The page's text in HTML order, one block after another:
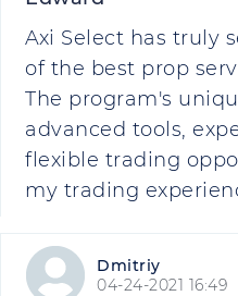
Axi Select has truly
of the best prop
The program's
advanced tools,
flexible trading
my trading
Dmitriy
04-24-2021 16:49